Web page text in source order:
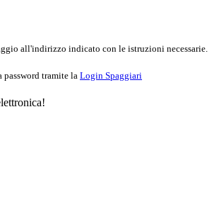
all'indirizzo indicato con le istruzioni necessarie.
password tramite la Login Spaggiari